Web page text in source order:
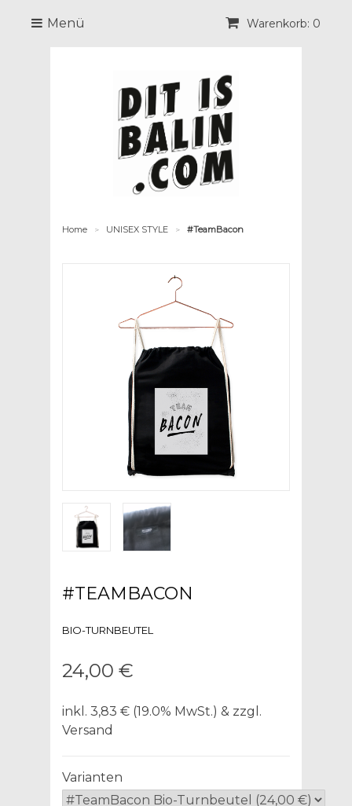
Warenkorb: 0
Menü
Home > UNISEX STYLE > #TeamBacon
#TEAMBACON
BIO-TURNBEUTEL
24,00 €
inkl. 3,83 € (19.0% MwSt.) & zzgl.
Versand
Varianten